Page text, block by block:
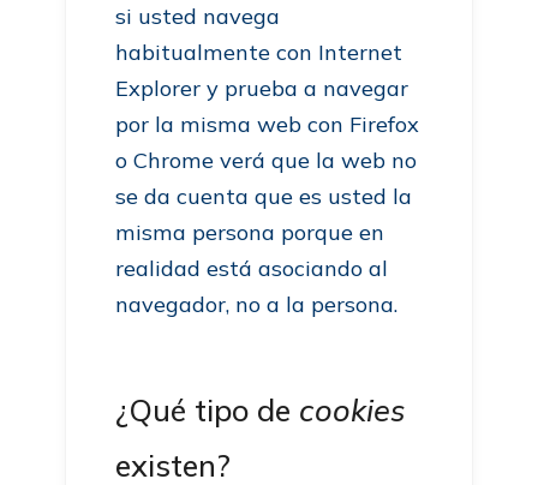
si usted navega
habitualmente con Internet
Explorer y prueba a navegar
por la misma web con Firefox
o Chrome verá que la web no
se da cuenta que es usted la
misma persona porque en
realidad está asociando al
navegador, no a la persona.
¿Qué tipo de cookies
existen?